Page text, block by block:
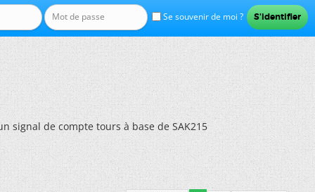
Se souvenir de moi ?
signal de compte tours à base de SAK215